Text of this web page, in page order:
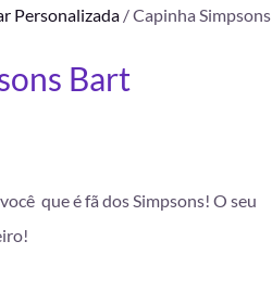
Personalizada / Capinha Simpsons
Bart
que é fã dos Simpsons! O seu